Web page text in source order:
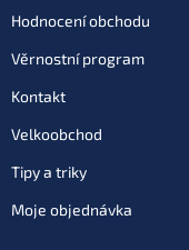
Hodnocení obchodu
Věrnostní program
Kontakt
Velkoobchod
Tipy a triky
Moje objednávka